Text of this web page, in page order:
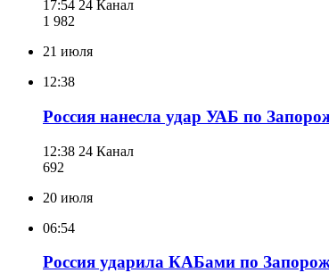
17:54 24 Канал
1 982
21 июля
12:38
Россия нанесла удар УАБ по
12:38 24 Канал
692
20 июля
06:54
Россия ударила КАБами по